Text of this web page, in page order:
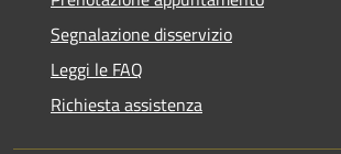
Segnalazione disservizio
Leggi le FAQ
Richiesta assistenza